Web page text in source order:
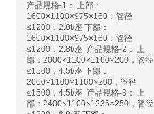
产品规格-1： 上部：
1600×1100×975×160，管径
≤1200，2.8t/座 下部：
1600×1100×975×160，管径
≤1200，2.8t/座 产品规格-2： 上
部：2000×1100×1160×200，管径
≤1500，4.5t/座 下部：
2000×1100×1160×200，管径
≤1500，4.5t/座 产品规格-3： 上
部：2400×1100×1235×250，管径